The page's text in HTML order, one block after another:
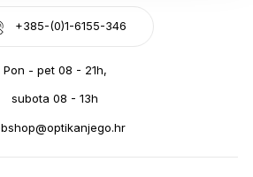
+385-(0)1-6155-346
Pon - pet 08 - 21h,
subota 08 - 13h